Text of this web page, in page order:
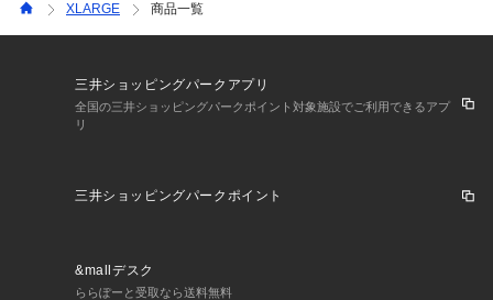
XLARGE 商品一覧
三井ショッピングパークアプリ
全国の三井ショッピングパークポイント対象施設でご利用できるアプ
リ
三井ショッピングパークポイント
&mallデスク
ららぽーと受取なら送料無料